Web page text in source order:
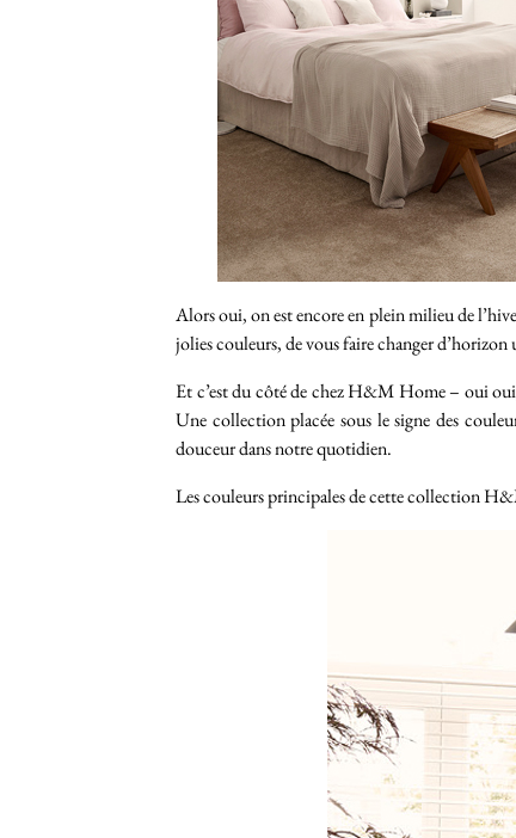
Alors oui, on est encore en plein milieu de
jolies couleurs, de vous faire changer d’horizon
Et c’est du côté de chez H&M Home – oui
Une collection placée sous le signe des
douceur dans notre quotidien.
Les couleurs principales de cette collection